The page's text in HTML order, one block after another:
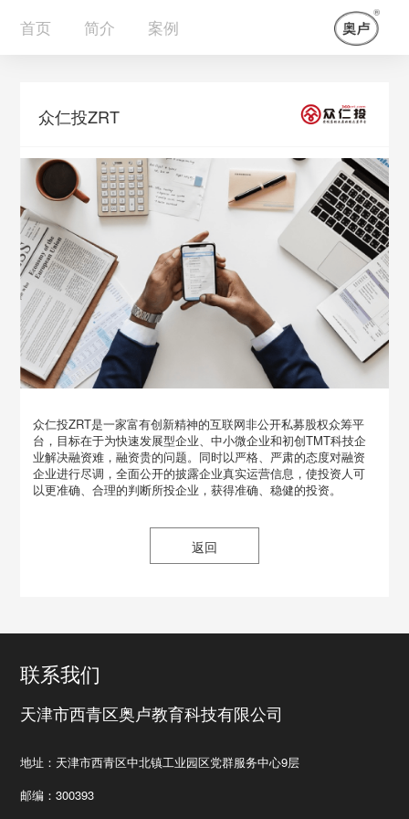
众仁投ZRT
众仁投ZRT是一家富有创新精神的互联网非公开私募股权众筹平
台，目标在于为快速发展型企业、中小微企业和初创TMT科技企
业解决融资难，融资贵的问题。同时以严格、严肃的态度对融资
企业进行尽调，全面公开的披露企业真实运营信息，使投资人可
以更准确、合理的判断所投企业，获得准确、稳健的投资。
返回
联系我们
天津市西青区奥卢教育科技有限公司
地址：天津市西青区中北镇工业园区党群服务中心9层
邮编：300393
首页 简介 案例